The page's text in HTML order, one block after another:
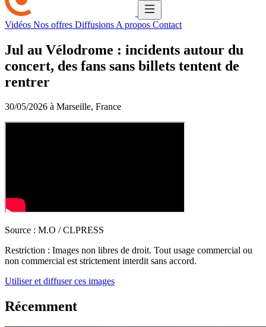
Vidéos Nos offres Diffusions A propos Contact
Jul au Vélodrome : incidents autour du
concert, des fans sans billets tentent de
rentrer
30/05/2026 à Marseille, France
Source : M.O / CLPRESS
Restriction : Images non libres de droit. Tout usage commercial ou
non commercial est strictement interdit sans accord.
Utiliser et diffuser ces images
Récemment